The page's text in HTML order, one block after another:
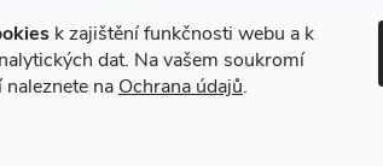
k zajištění funkčnosti webu a k
dat. Na vašem soukromí
na Ochrana údajů.